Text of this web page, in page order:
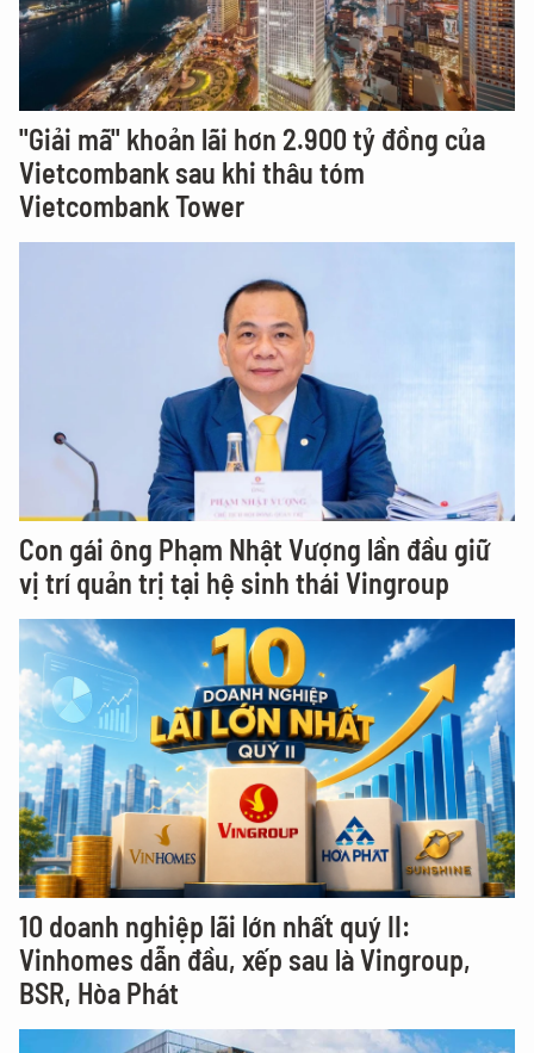
"Giải mã" khoản lãi hơn 2.900 tỷ đồng của
Vietcombank sau khi thâu tóm
Vietcombank Tower
Con gái ông Phạm Nhật Vượng lần đầu giữ
vị trí quản trị tại hệ sinh thái Vingroup
10 doanh nghiệp lãi lớn nhất quý II:
Vinhomes dẫn đầu, xếp sau là Vingroup,
BSR, Hòa Phát